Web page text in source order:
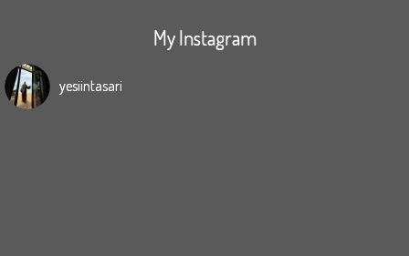
My Instagram
yesiintasari